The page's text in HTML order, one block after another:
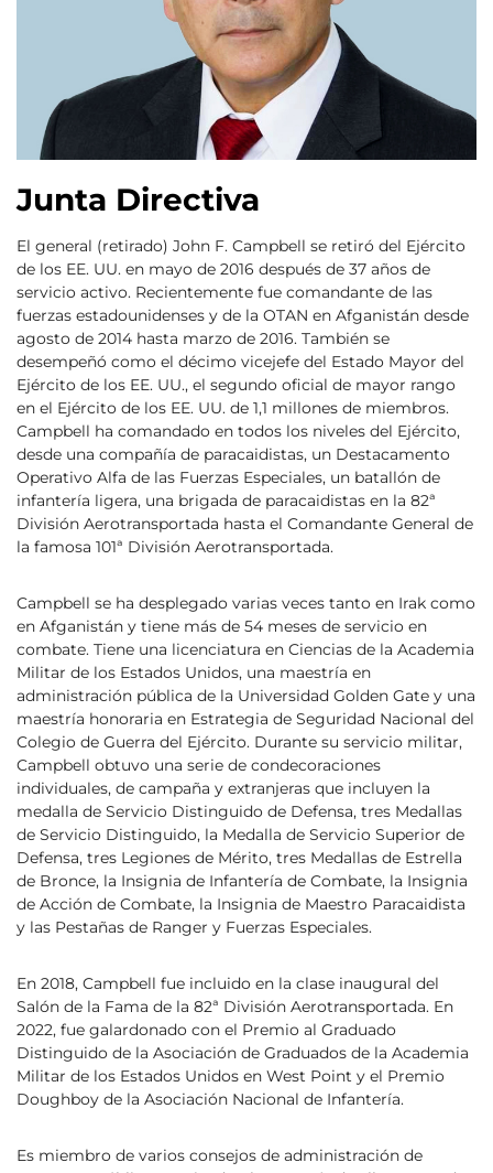
Junta Directiva
El general (retirado) John F. Campbell se retiró del Ejército
de los EE. UU. en mayo de 2016 después de 37 años de
servicio activo. Recientemente fue comandante de las
fuerzas estadounidenses y de la OTAN en Afganistán desde
agosto de 2014 hasta marzo de 2016. También se
desempeñó como el décimo vicejefe del Estado Mayor del
Ejército de los EE. UU., el segundo oficial de mayor rango
en el Ejército de los EE. UU. de 1,1 millones de miembros.
Campbell ha comandado en todos los niveles del Ejército,
desde una compañía de paracaidistas, un Destacamento
Operativo Alfa de las Fuerzas Especiales, un batallón de
infantería ligera, una brigada de paracaidistas en la 82ª
División Aerotransportada hasta el Comandante General de
la famosa 101ª División Aerotransportada.
Campbell se ha desplegado varias veces tanto en Irak como
en Afganistán y tiene más de 54 meses de servicio en
combate. Tiene una licenciatura en Ciencias de la Academia
Militar de los Estados Unidos, una maestría en
administración pública de la Universidad Golden Gate y una
maestría honoraria en Estrategia de Seguridad Nacional del
Colegio de Guerra del Ejército. Durante su servicio militar,
Campbell obtuvo una serie de condecoraciones
individuales, de campaña y extranjeras que incluyen la
medalla de Servicio Distinguido de Defensa, tres Medallas
de Servicio Distinguido, la Medalla de Servicio Superior de
Defensa, tres Legiones de Mérito, tres Medallas de Estrella
de Bronce, la Insignia de Infantería de Combate, la Insignia
de Acción de Combate, la Insignia de Maestro Paracaidista
y las Pestañas de Ranger y Fuerzas Especiales.
En 2018, Campbell fue incluido en la clase inaugural del
Salón de la Fama de la 82ª División Aerotransportada. En
2022, fue galardonado con el Premio al Graduado
Distinguido de la Asociación de Graduados de la Academia
Militar de los Estados Unidos en West Point y el Premio
Doughboy de la Asociación Nacional de Infantería.
Es miembro de varios consejos de administración de